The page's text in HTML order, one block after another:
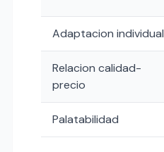
Adaptacion individual
Relacion calidad-
precio
Palatabilidad